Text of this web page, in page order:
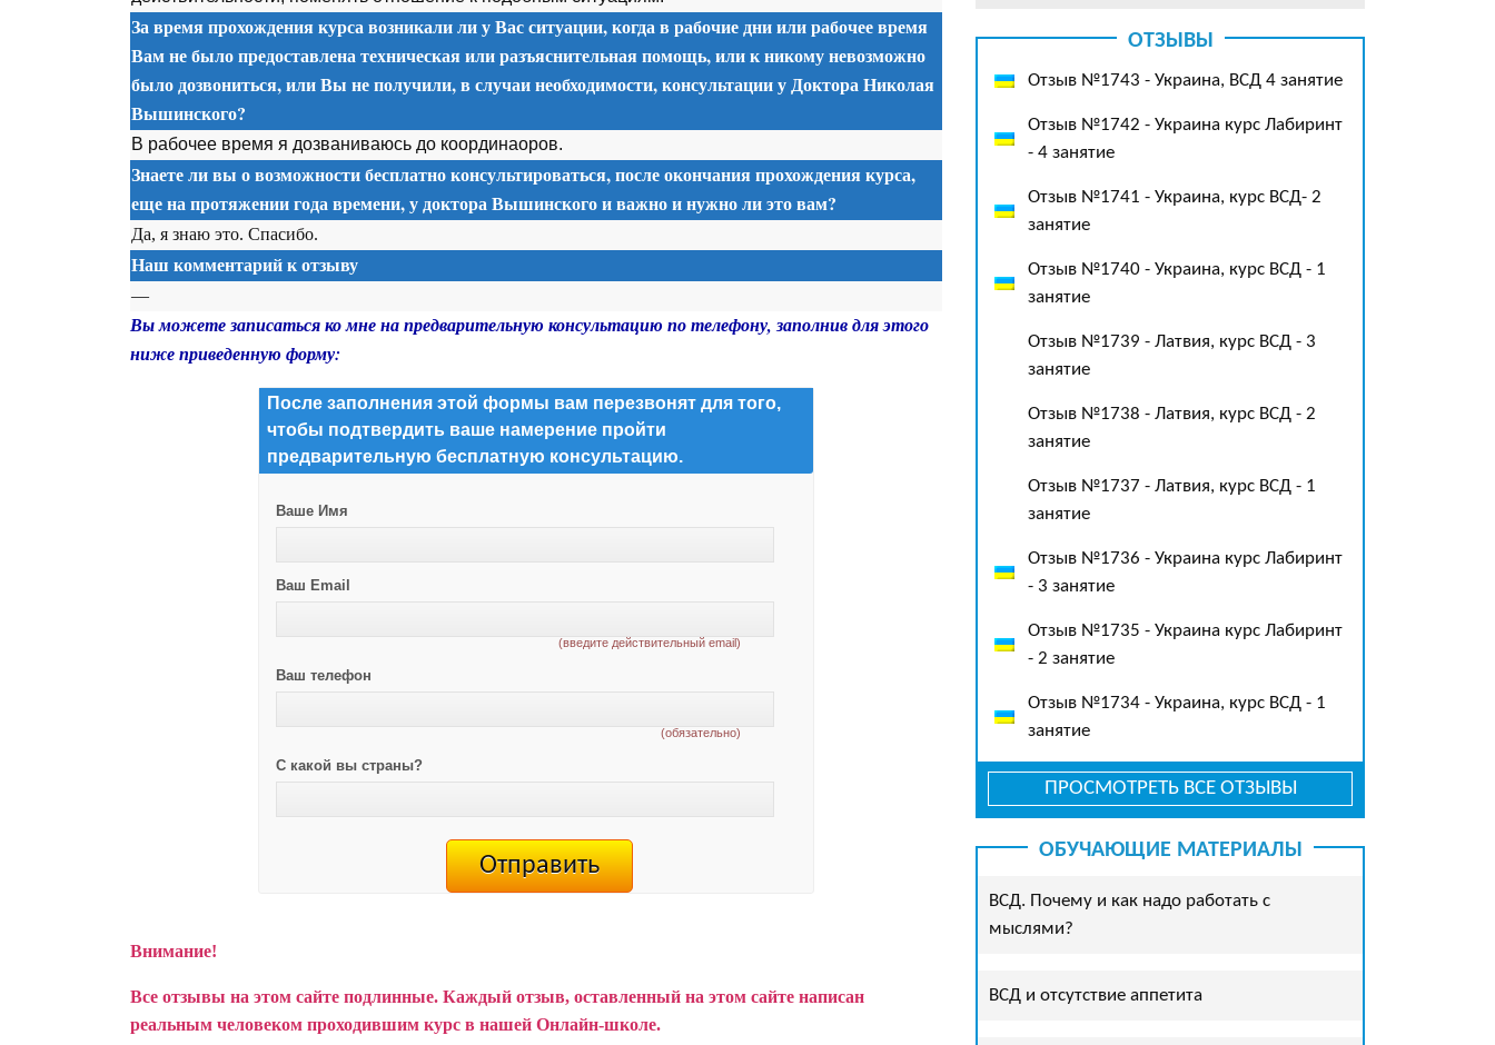
За время прохождения курса возникали ли у Вас ситуации, когда в рабочие дни или рабочее время
Вам не было предоставлена техническая или разъяснительная помощь, или к никому невозможно
было дозвониться, или Вы не получили, в случаи необходимости, консультации у Доктора Николая
Вышинского?
В рабочее время я дозваниваюсь до координаоров.
Знаете ли вы о возможности бесплатно консультироваться, после окончания прохождения курса,
еще на протяжении года времени, у доктора Вышинского и важно и нужно ли это вам?
Да, я знаю это. Спасибо.
Наш комментарий к отзыву
—
Вы можете записаться ко мне на предварительную консультацию по телефону, заполнив для этого
ниже приведенную форму:
После заполнения этой формы вам перезвонят для того,
чтобы подтвердить ваше намерение пройти
предварительную бесплатную консультацию.
Ваше Имя
Ваш Email
(введите действительный email)
Ваш телефон
(обязательно)
С какой вы страны?
Внимание!
Все отзывы на этом сайте подлинные. Каждый отзыв, оставленный на этом сайте написан
реальным человеком проходившим курс в нашей Онлайн-школе.
ОТЗЫВЫ
Отзыв №1743 - Украина, ВСД 4 занятие
Отзыв №1742 - Украина курс Лабиринт
- 4 занятие
Отзыв №1741 - Украина, курс ВСД- 2
занятие
Отзыв №1740 - Украина, курс ВСД - 1
занятие
Отзыв №1739 - Латвия, курс ВСД - 3
занятие
Отзыв №1738 - Латвия, курс ВСД - 2
занятие
Отзыв №1737 - Латвия, курс ВСД - 1
занятие
Отзыв №1736 - Украина курс Лабиринт
- 3 занятие
Отзыв №1735 - Украина курс Лабиринт
- 2 занятие
Отзыв №1734 - Украина, курс ВСД - 1
занятие
ПРОСМОТРЕТЬ ВСЕ ОТЗЫВЫ
ОБУЧАЮЩИЕ МАТЕРИАЛЫ
ВСД. Почему и как надо работать с
мыслями?
ВСД и отсутствие аппетита